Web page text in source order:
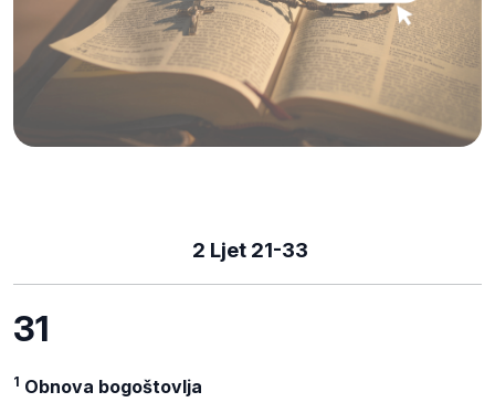
2 Ljet 21-33
31
1 Obnova bogoštovlja